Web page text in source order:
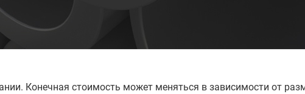
Конечная стоимость может меняться в зависимости от